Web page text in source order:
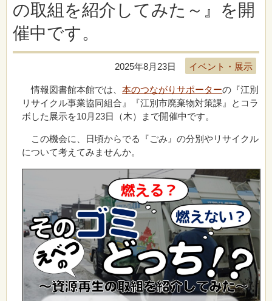
の取組を紹介してみた～』を開
催中です。
2025年8月23日 イベント・展示
情報図書館本館では、本のつながりサポーターの『江別
リサイクル事業協同組合』『江別市廃棄物対策課』とコラ
ボした展示を10月23日（木）まで開催中です。
この機会に、日頃からでる『ごみ』の分別やリサイクル
について考えてみませんか。